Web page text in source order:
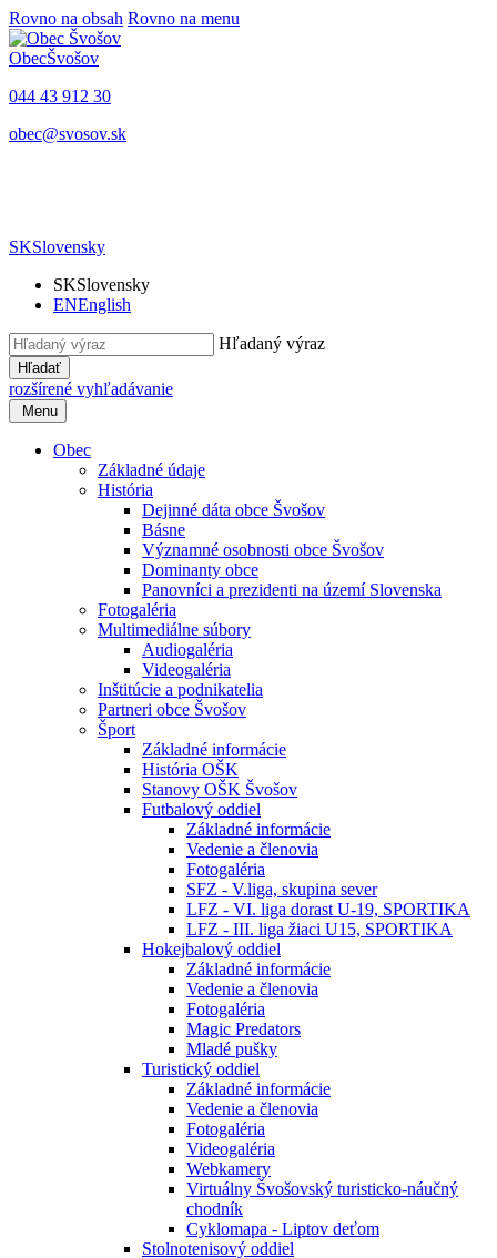
Rovno na obsah Rovno na menu
ObecŠvošov
044 43 912 30
obec@svosov.sk
SKSlovensky
SKSlovensky
ENEnglish
Hľadaný výraz
Hľadať
rozšírené vyhľadávanie
Menu
Obec
Základné údaje
História
Dejinné dáta obce Švošov
Básne
Významné osobnosti obce Švošov
Dominanty obce
Panovníci a prezidenti na území Slovenska
Fotogaléria
Multimediálne súbory
Audiogaléria
Videogaléria
Inštitúcie a podnikatelia
Partneri obce Švošov
Šport
Základné informácie
História OŠK
Stanovy OŠK Švošov
Futbalový oddiel
Základné informácie
Vedenie a členovia
Fotogaléria
SFZ - V.liga, skupina sever
LFZ - VI. liga dorast U-19, SPORTIKA
LFZ - III. liga žiaci U15, SPORTIKA
Hokejbalový oddiel
Základné informácie
Vedenie a členovia
Fotogaléria
Magic Predators
Mladé pušky
Turistický oddiel
Základné informácie
Vedenie a členovia
Fotogaléria
Videogaléria
Webkamery
Virtuálny Švošovský turisticko-náučný
chodník
Cyklomapa - Liptov deťom
Stolnotenisový oddiel